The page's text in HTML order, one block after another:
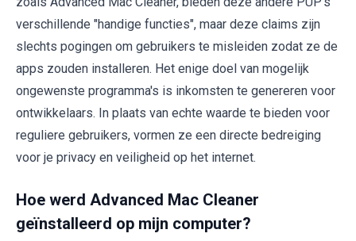
verschillende "handige functies", maar deze claims zijn
slechts pogingen om gebruikers te misleiden zodat ze de
apps zouden installeren. Het enige doel van mogelijk
ongewenste programma's is inkomsten te genereren voor
ontwikkelaars. In plaats van echte waarde te bieden voor
reguliere gebruikers, vormen ze een directe bedreiging
voor je privacy en veiligheid op het internet.
Hoe werd Advanced Mac Cleaner
geïnstalleerd op mijn computer?